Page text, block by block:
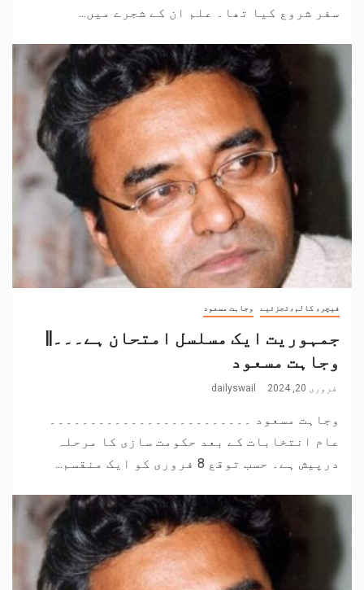
سفر شروع کیا تھا۔ علم ان کے شجرے میں...
فیچر، کالم،تجزئیے وجاہت مسعود
جمہوریت ایک مسلسل امتحان ہے۔۔۔||
وجاہت مسعود
فروری 20, 2024 dailyswail
وجاہت مسعود ۔۔۔۔۔۔۔۔۔۔۔۔۔۔۔۔۔۔۔۔۔۔۔۔۔
عام انتخابات کے بعد حکومت سازی کا مرحلہ
درپیش ہے۔ حسب توقع 8 فروری کو ایک منقسم...